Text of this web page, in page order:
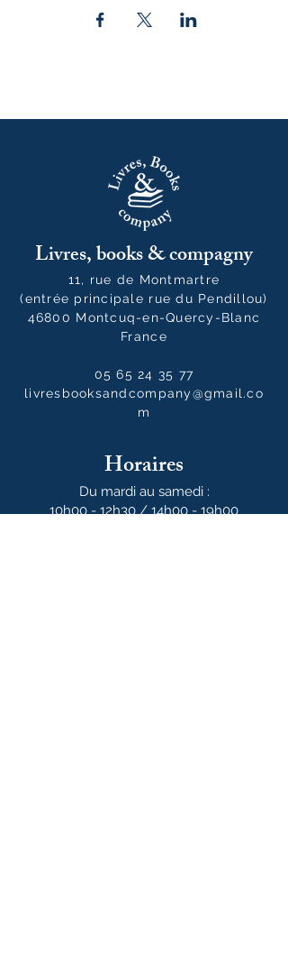
Livres, books & compagny
11, rue de Montmartre
(entrée principale rue du Pendillou)
46800 Montcuq-en-Quercy-Blanc
France
05 65 24 35 77
livresbooksandcompany@gmail.co
m
Horaires
Du mardi au samedi :
10h00 - 12h30 / 14h00 - 19h00